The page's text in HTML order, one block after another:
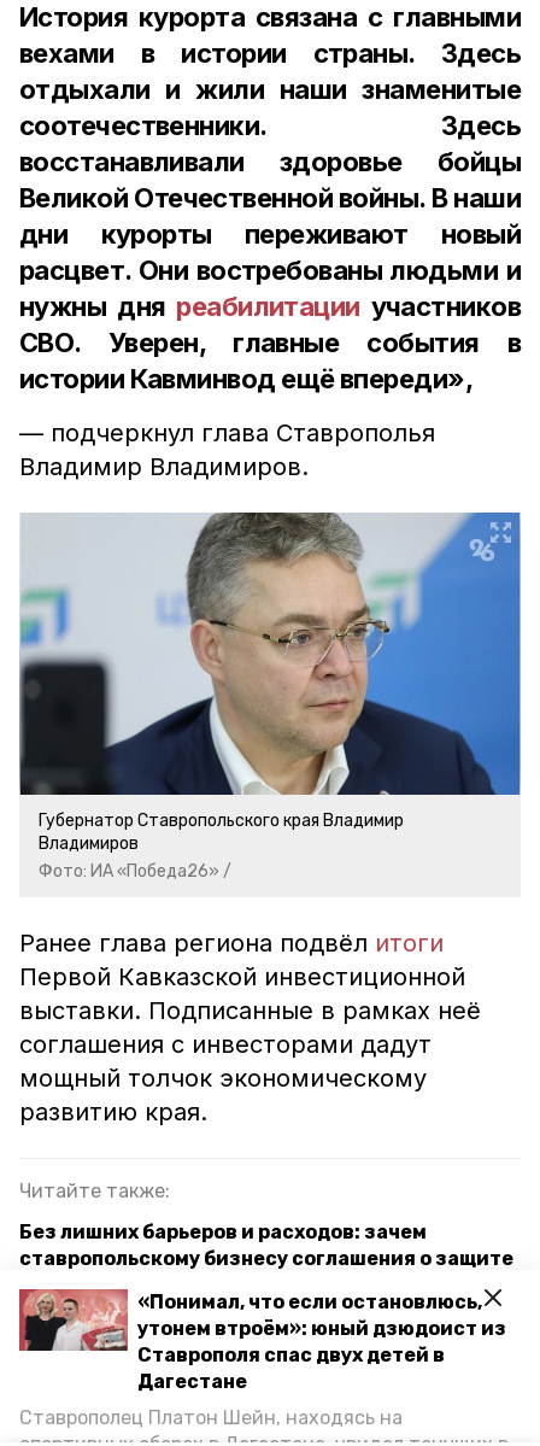
«Понимал, что если остановлюсь,
утонем втроём»: юный дзюдоист из
Ставрополя спас двух детей в
Дагестане
Ставрополец Платон Шейн, находясь на
История курорта связана с главными
вехами в истории страны. Здесь
отдыхали и жили наши знаменитые
соотечественники. Здесь
восстанавливали здоровье бойцы
Великой Отечественной войны. В наши
дни курорты переживают новый
расцвет. Они востребованы людьми и
нужны дня реабилитации участников
СВО. Уверен, главные события в
истории Кавминвод ещё впереди»,
— подчеркнул глава Ставрополья
Владимир Владимиров.
Губернатор Ставропольского края Владимир
Владимиров
Фото: ИА «Победа26» /
Ранее глава региона подвёл итоги
Первой Кавказской инвестиционной
выставки. Подписанные в рамках неё
соглашения с инвесторами дадут
мощный толчок экономическому
развитию края.
Читайте также:
Без лишних барьеров и расходов: зачем
ставропольскому бизнесу соглашения о защите
и поощрении капиталовложений
Эксперт: Работа губернатора Ставрополья – тот
самый кейс, как сделать всё правильно
кавминводы ставропольский край